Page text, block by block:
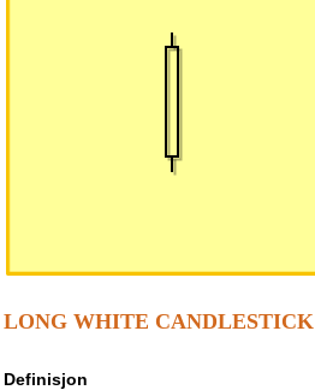
LONG WHITE CANDLESTICK
Definisjon